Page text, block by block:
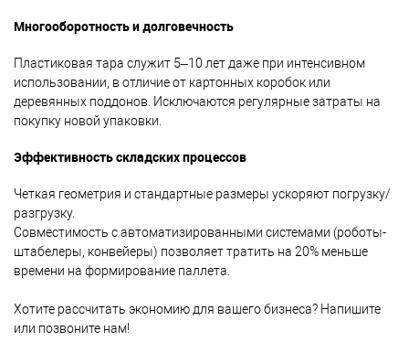
Многооборотность и долговечность
Пластиковая тара служит 5–10 лет даже при интенсивном
использовании, в отличие от картонных коробок или
деревянных поддонов. Исключаются регулярные затраты на
покупку новой упаковки.
Эффективность складских процессов
Четкая геометрия и стандартные размеры ускоряют погрузку/
разгрузку.
Совместимость с автоматизированными системами (роботы-
штабелеры, конвейеры) позволяет тратить на 20% меньше
времени на формирование паллета.
Хотите рассчитать экономию для вашего бизнеса? Напишите
или позвоните нам!